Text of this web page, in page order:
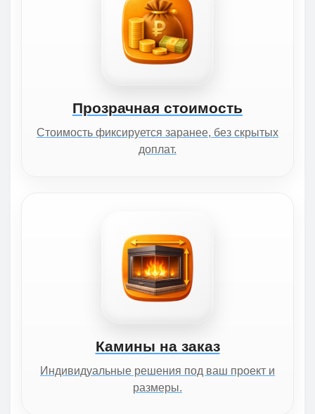
Прозрачная стоимость
Стоимость фиксируется заранее, без скрытых
доплат.
Камины на заказ
Индивидуальные решения под ваш проект и
размеры.